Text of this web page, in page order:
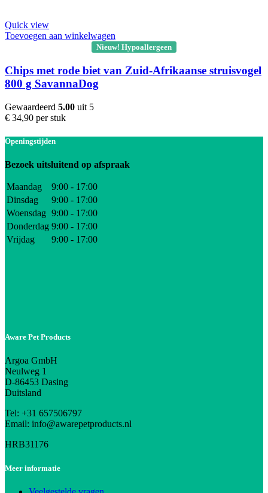
Quick view
Toevoegen aan winkelwagen
Nieuw! Hypoallergeen
Chips met rode biet van Zuid-Afrikaanse struisvogel
800 g SavannaDog
Gewaardeerd 5.00 uit 5
€ 34,90 per stuk
Openingstijden
Bezoek uitsluitend op afspraak
Maandag
9:00 - 17:00
Dinsdag
9:00 - 17:00
Woensdag 9:00 - 17:00
Donderdag 9:00 - 17:00
Vrijdag
9:00 - 17:00
Aware Pet Products
Argoa GmbH
Neulweg 1
D-86453 Dasing
Duitsland
Tel: +31 657506797
Email: info@awarepetproducts.nl
HRB31176
Meer informatie